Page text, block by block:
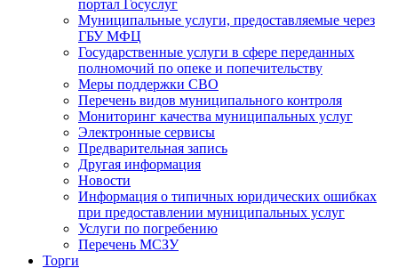
портал Госуслуг
Муниципальные услуги, предоставляемые через
ГБУ МФЦ
Государственные услуги в сфере переданных
полномочий по опеке и попечительству
Меры поддержки СВО
Перечень видов муниципального контроля
Мониторинг качества муниципальных услуг
Электронные сервисы
Предварительная запись
Другая информация
Новости
Информация о типичных юридических ошибках
при предоставлении муниципальных услуг
Услуги по погребению
Перечень МСЗУ
Торги